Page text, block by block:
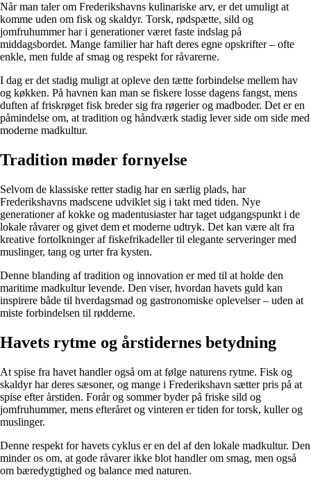
Når man taler om Frederikshavns kulinariske arv, er det umuligt at
komme uden om fisk og skaldyr. Torsk, rødspætte, sild og
jomfruhummer har i generationer været faste indslag på
middagsbordet. Mange familier har haft deres egne opskrifter – ofte
enkle, men fulde af smag og respekt for råvarerne.
I dag er det stadig muligt at opleve den tætte forbindelse mellem hav
og køkken. På havnen kan man se fiskere losse dagens fangst, mens
duften af friskrøget fisk breder sig fra røgerier og madboder. Det er en
påmindelse om, at tradition og håndværk stadig lever side om side med
moderne madkultur.
Tradition møder fornyelse
Selvom de klassiske retter stadig har en særlig plads, har
Frederikshavns madscene udviklet sig i takt med tiden. Nye
generationer af kokke og madentusiaster har taget udgangspunkt i de
lokale råvarer og givet dem et moderne udtryk. Det kan være alt fra
kreative fortolkninger af fiskefrikadeller til elegante serveringer med
muslinger, tang og urter fra kysten.
Denne blanding af tradition og innovation er med til at holde den
maritime madkultur levende. Den viser, hvordan havets guld kan
inspirere både til hverdagsmad og gastronomiske oplevelser – uden at
miste forbindelsen til rødderne.
Havets rytme og årstidernes betydning
At spise fra havet handler også om at følge naturens rytme. Fisk og
skaldyr har deres sæsoner, og mange i Frederikshavn sætter pris på at
spise efter årstiden. Forår og sommer byder på friske sild og
jomfruhummer, mens efteråret og vinteren er tiden for torsk, kuller og
muslinger.
Denne respekt for havets cyklus er en del af den lokale madkultur. Den
minder os om, at gode råvarer ikke blot handler om smag, men også
om bæredygtighed og balance med naturen.